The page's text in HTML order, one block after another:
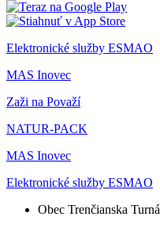
Elektronické služby ESMAO
MAS Inovec
Zaži na Považí
NATUR-PACK
MAS Inovec
Elektronické služby ESMAO
Obec Trenčianska Turná